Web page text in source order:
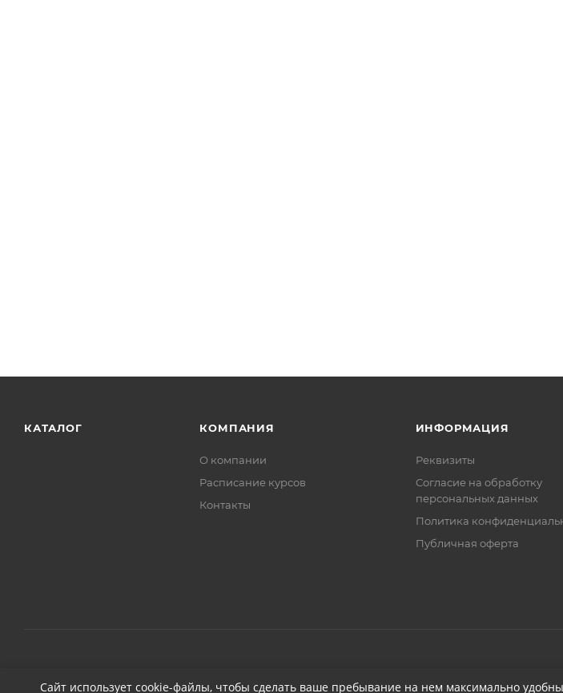
КАТАЛОГ КОМПАНИЯ
О компании
Расписание курсов
Контакты
ИНФОРМАЦИЯ
Реквизиты
Соглаcие на обработку
персональных данных
Политика
Публичная оферта
2026 © ДЕТЕЙЛИНГ-МАРКЕТ АВТОНОВЬЕ
Сайт использует cookie-файлы, чтобы сделать ваше пребывание на нем максимально